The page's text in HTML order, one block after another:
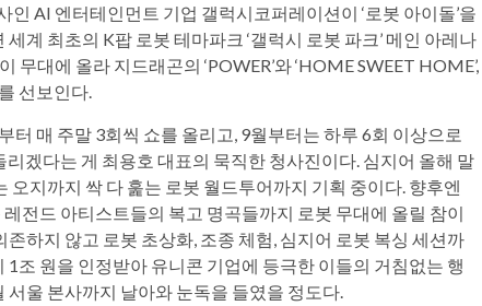
AI 엔터테인먼트 기업 갤럭시코퍼레이션이 ‘로봇 아이돌’을
계 최초의 K팝 로봇 테마파크 ‘갤럭시 로봇 파크’ 메인 아레나
대에 올라 지드래곤의 ‘POWER’와 ‘HOME SWEET HOME’,
선보인다.
터 매 주말 3회씩 쇼를 올리고, 9월부터는 하루 6회 이상으로
겠다는 게 최용호 대표의 묵직한 청사진이다. 심지어 올해 말
오지까지 싹 다 훑는 로봇 월드투어까지 기획 중이다. 향후엔
전드 아티스트들의 복고 명곡들까지 로봇 무대에 올릴 참이
하지 않고 로봇 초상화, 조종 체험, 심지어 로봇 복싱 세션까
조 원을 인정받아 유니콘 기업에 등극한 이들의 거침없는 행
울 본사까지 날아와 눈독을 들였을 정도다.